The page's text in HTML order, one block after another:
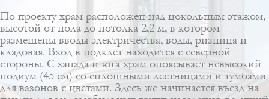
По проекту храм расположен над цокольным этажом,
высотой от пола до потолка 2,2 м, в котором
размещены вводы электричества, воды, ризница и
кладовая. Вход в подклет находится с северной
стороны. С запада и юга храм опоясывает невысокий
подиум (45 см) со сплошными лестницами и тумбами
для вазонов с цветами. Здесь же начинается въезд на